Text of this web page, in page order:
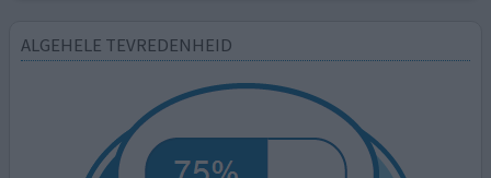
ALGEHELE TEVREDENHEID